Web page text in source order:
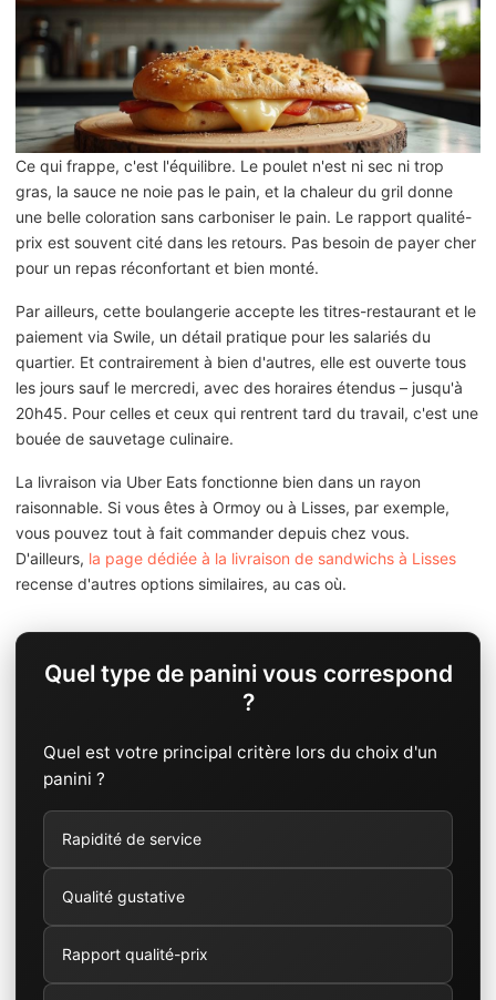
Ce qui frappe, c'est l'équilibre. Le poulet n'est ni sec ni trop
gras, la sauce ne noie pas le pain, et la chaleur du gril donne
une belle coloration sans carboniser le pain. Le rapport qualité-
prix est souvent cité dans les retours. Pas besoin de payer cher
pour un repas réconfortant et bien monté.
Par ailleurs, cette boulangerie accepte les titres-restaurant et le
paiement via Swile, un détail pratique pour les salariés du
quartier. Et contrairement à bien d'autres, elle est ouverte tous
les jours sauf le mercredi, avec des horaires étendus – jusqu'à
20h45. Pour celles et ceux qui rentrent tard du travail, c'est une
bouée de sauvetage culinaire.
La livraison via Uber Eats fonctionne bien dans un rayon
raisonnable. Si vous êtes à Ormoy ou à Lisses, par exemple,
vous pouvez tout à fait commander depuis chez vous.
D'ailleurs, la page dédiée à la livraison de sandwichs à Lisses
recense d'autres options similaires, au cas où.
Quel type de panini vous correspond
?
Quel est votre principal critère lors du choix d'un
panini ?
Rapidité de service
Qualité gustative
Rapport qualité-prix